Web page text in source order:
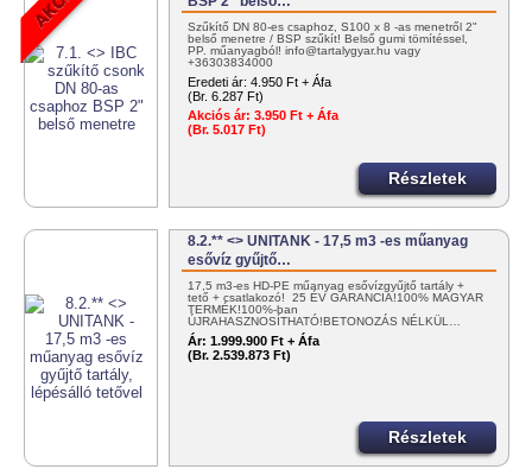
Szűkítő DN 80-es csaphoz, S100 x 8 -as menetről 2"
belső menetre / BSP szűkít! Belső gumi tömítéssel,
PP. műanyagból! info@tartalygyar.hu vagy
+36303834000
Eredeti ár: 4.950 Ft + Áfa
(Br. 6.287 Ft)
Akciós ár: 3.950 Ft + Áfa
(Br. 5.017 Ft)
Részletek
8.2.** <> UNITANK - 17,5 m3 -es műanyag
esővíz gyűjtő…
17,5 m3-es HD-PE műanyag esővízgyűjtő tartály +
tető + csatlakozó! 25 ÉV GARANCIA!100% MAGYAR
TERMÉK!100%-ban
ÚJRAHASZNOSÍTHATÓ!BETONOZÁS NÉLKÜL…
Ár: 1.999.900 Ft + Áfa
(Br. 2.539.873 Ft)
Részletek